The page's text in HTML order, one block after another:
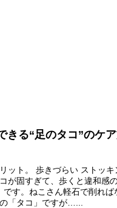
きる“足のタコ”のケ
ット。 歩きづらい ストッキ
が固すぎて、歩くと違和感
です。ねこさん軽石で削れば
「タコ」ですが…...